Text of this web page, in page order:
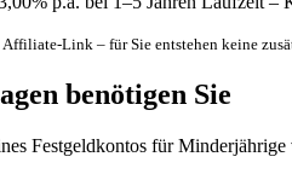
Link – für Sie entstehen keine
benötigen Sie
Festgeldkontos für